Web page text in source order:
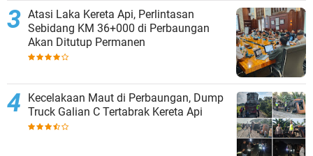
Atasi Laka Kereta Api, Perlintasan
Sebidang KM 36+000 di Perbaungan
Akan Ditutup Permanen
Kecelakaan Maut di Perbaungan, Dump
Truck Galian C Tertabrak Kereta Api